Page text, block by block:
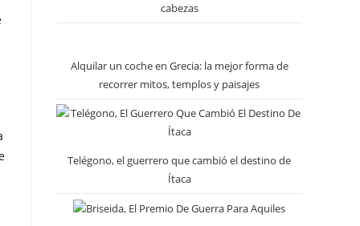
cabezas
Alquilar un coche en Grecia: la mejor forma de
recorrer mitos, templos y paisajes
Telégono, el guerrero que cambió el destino de
Ítaca